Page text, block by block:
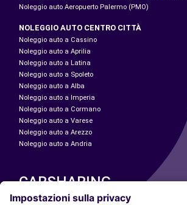
Noleggio auto Aeropuerto Palermo (PMO)
NOLEGGIO AUTO CENTRO CITTÀ
Noleggio auto a Cassino
Noleggio auto a Aprilia
Noleggio auto a Latina
Noleggio auto a Spoleto
Noleggio auto a Alba
Noleggio auto a Imperia
Noleggio auto a Cormano
Noleggio auto a Varese
Noleggio auto a Arezzo
Noleggio auto a Andria
CARSHARING